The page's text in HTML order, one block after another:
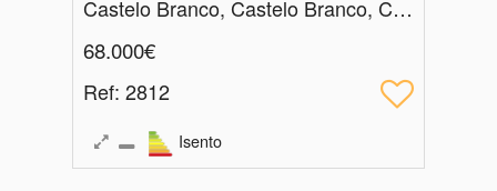
Castelo Branco, Castelo Branco, Castelo Branco
68.000€
Ref: 2812
Isento